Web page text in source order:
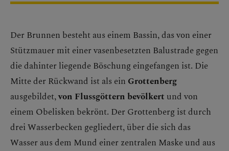
Der Brunnen besteht aus einem Bassin, das von einer
Stützmauer mit einer vasenbesetzten Balustrade gegen
die dahinter liegende Böschung eingefangen ist. Die
Mitte der Rückwand ist als ein Grottenberg
ausgebildet,von Flussgöttern bevölkert und von
einem Obelisken bekrönt. Der Grottenberg ist durch
drei Wasserbecken gegliedert, über die sich das
Wasser aus dem Mund einer zentralen Maske und aus